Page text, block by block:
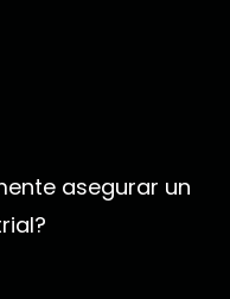
asegurar un